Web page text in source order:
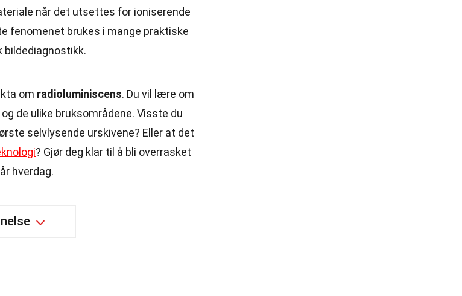
når det utsettes for ioniserende
fenomenet brukes i mange praktiske
bildediagnostikk.
om radioluminiscens. Du vil lære om
de ulike bruksområdene. Visste du
selvlysende urskivene? Eller at det
? Gjør deg klar til å bli overrasket
hverdag.